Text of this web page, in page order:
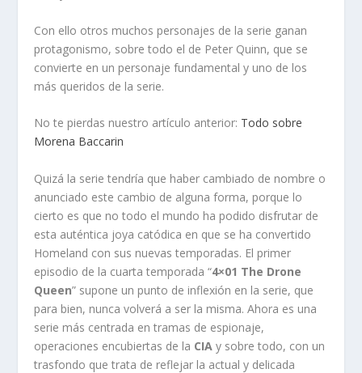
Con ello otros muchos personajes de la serie ganan
protagonismo, sobre todo el de Peter Quinn, que se
convierte en un personaje fundamental y uno de los
más queridos de la serie.
No te pierdas nuestro artículo anterior: Todo sobre
Morena Baccarin
Quizá la serie tendría que haber cambiado de nombre o
anunciado este cambio de alguna forma, porque lo
cierto es que no todo el mundo ha podido disfrutar de
esta auténtica joya catódica en que se ha convertido
Homeland con sus nuevas temporadas. El primer
episodio de la cuarta temporada “4×01 The Drone
Queen” supone un punto de inflexión en la serie, que
para bien, nunca volverá a ser la misma. Ahora es una
serie más centrada en tramas de espionaje,
operaciones encubiertas de la CIA y sobre todo, con un
trasfondo que trata de reflejar la actual y delicada